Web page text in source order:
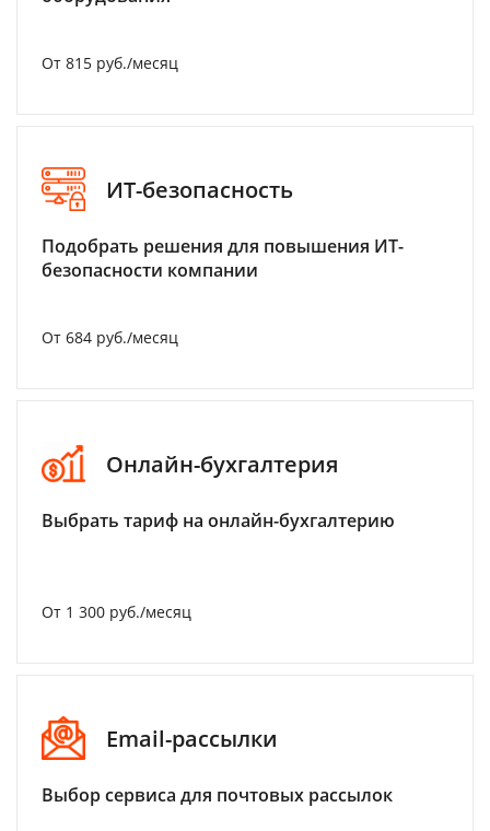
От 815 руб./месяц
ИТ-безопасность
Подобрать решения для повышения ИТ-
безопасности компании
От 684 руб./месяц
Онлайн-бухгалтерия
Выбрать тариф на онлайн-бухгалтерию
От 1 300 руб./месяц
Email-рассылки
Выбор сервиса для почтовых рассылок